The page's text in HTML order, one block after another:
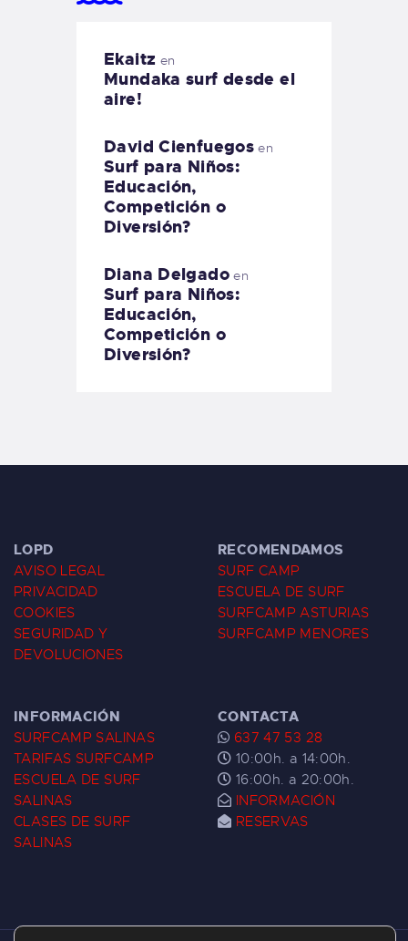
Ekaitz en
Mundaka surf desde el
aire!
David Cienfuegos en
Surf para Niños:
Educación,
Competición o
Diversión?
Diana Delgadoen
Surf para Niños:
Educación,
Competición o
Diversión?
LOPD
AVISO LEGAL
PRIVACIDAD
COOKIES
SEGURIDAD Y
DEVOLUCIONES
RECOMENDAMOS
SURF CAMP
ESCUELA DE SURF
SURFCAMP ASTURIAS
SURFCAMP MENORES
INFORMACIÓN
SURFCAMP SALINAS
TARIFAS SURFCAMP
ESCUELA DE SURF
SALINAS
CLASES DE SURF
SALINAS
CONTACTA
637 47 53 28
10:00h. a 14:00h.
16:00h. a 20:00h.
INFORMACIÓN
RESERVAS